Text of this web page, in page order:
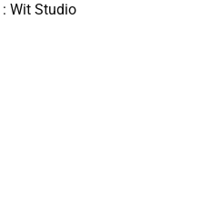
: Wit Studio